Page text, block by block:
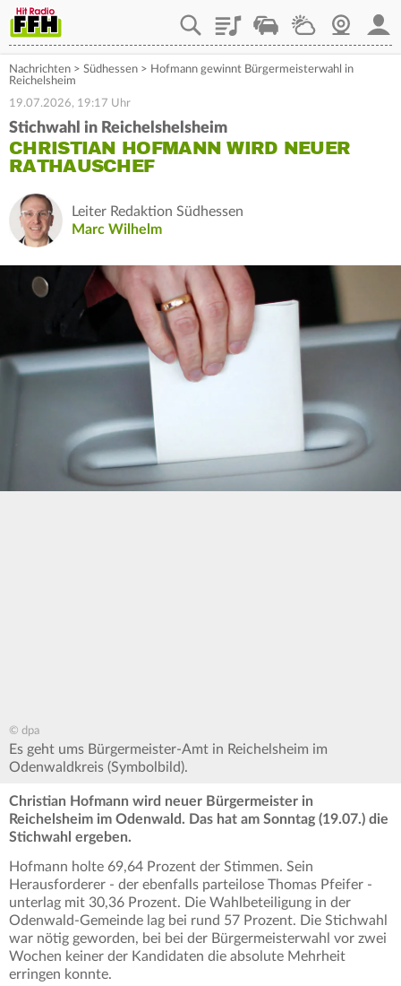
PlaylistStaupilotWetterWebcam
Nachrichten > Südhessen > Hofmann gewinnt Bürgermeisterwahl in
Reichelsheim
19.07.2026, 19:17 Uhr
Stichwahl in Reichelshelsheim
CHRISTIAN HOFMANN WIRD NEUER
RATHAUSCHEF
Leiter Redaktion Südhessen
Marc Wilhelm
© dpa
Es geht ums Bürgermeister-Amt in Reichelsheim im
Odenwaldkreis (Symbolbild).
Christian Hofmann wird neuer Bürgermeister in
Reichelsheim im Odenwald. Das hat am Sonntag (19.07.) die
Stichwahl ergeben.
Hofmann holte 69,64 Prozent der Stimmen. Sein
Herausforderer - der ebenfalls parteilose Thomas Pfeifer -
unterlag mit 30,36 Prozent. Die Wahlbeteiligung in der
Odenwald-Gemeinde lag bei rund 57 Prozent. Die Stichwahl
war nötig geworden, bei bei der Bürgermeisterwahl vor zwei
Wochen keiner der Kandidaten die absolute Mehrheit
erringen konnte.